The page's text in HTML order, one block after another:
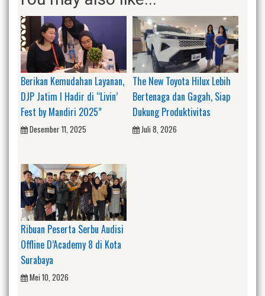
Berikan Kemudahan Layanan,
DJP Jatim I Hadir di “Livin’
Fest by Mandiri 2025”
Desember 11, 2025
The New Toyota Hilux Lebih
Bertenaga dan Gagah, Siap
Dukung Produktivitas
Juli 8, 2026
Ribuan Peserta Serbu Audisi
Offline D’Academy 8 di Kota
Surabaya
Mei 10, 2026